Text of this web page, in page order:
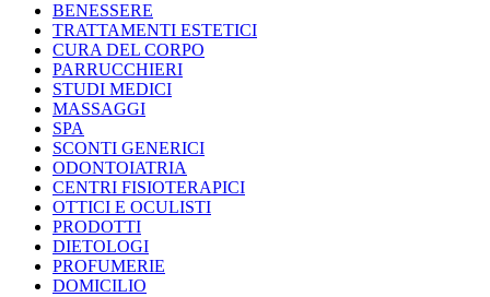
BENESSERE
TRATTAMENTI ESTETICI
CURA DEL CORPO
PARRUCCHIERI
STUDI MEDICI
MASSAGGI
SPA
SCONTI GENERICI
ODONTOIATRIA
CENTRI FISIOTERAPICI
OTTICI E OCULISTI
PRODOTTI
DIETOLOGI
PROFUMERIE
DOMICILIO